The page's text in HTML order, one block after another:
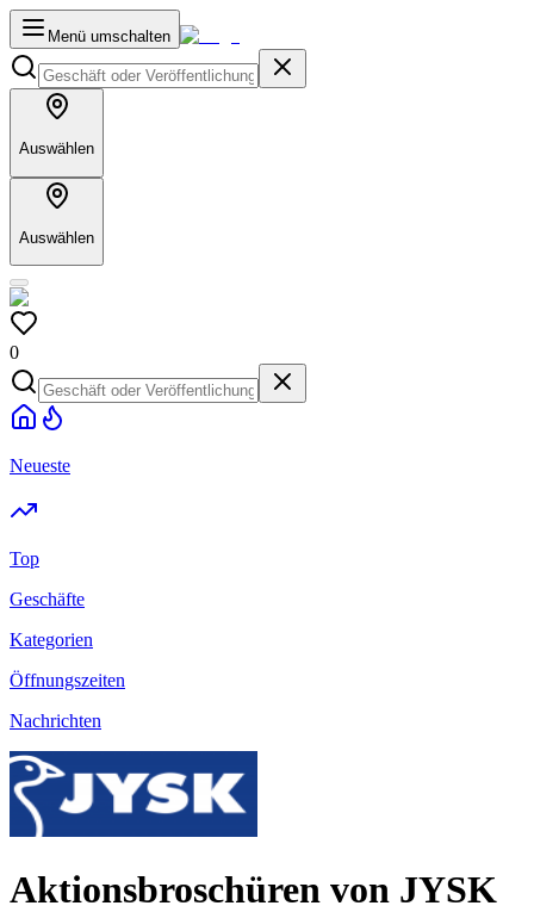
Menü umschalten
Auswählen
Auswählen
0
Neueste
Top
Geschäfte
Kategorien
Öffnungszeiten
Nachrichten
Aktionsbroschüren von JYSK